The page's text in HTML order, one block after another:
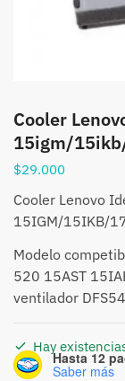
Cooler
15igm/
$29.000
Cooler Lenovo
15IGM/15IKB/
Modelo
520 15AST
ventilador
Hay
Hasta 12
Saber más